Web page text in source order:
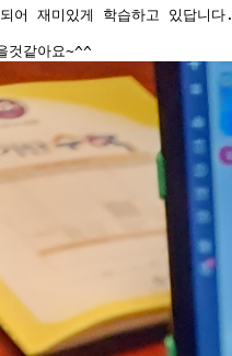
어 재미있게 학습하고 있답니다.
것같아요~^^